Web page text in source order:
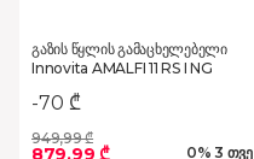
გაზის წყლის გამაცხელებელი
Innovita AMALFI 11 RS I NG
-70 ₾
949,99 ₾
879,99 ₾ 0% 3 თვე